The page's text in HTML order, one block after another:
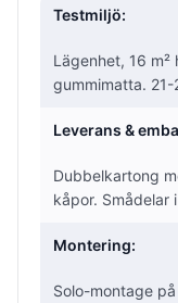
Testmiljö:
Lägenhet, 16
gummimatta. 21-
Leverans &
Dubbelkartong
kåpor. Smådelar
Montering:
Solo-montage